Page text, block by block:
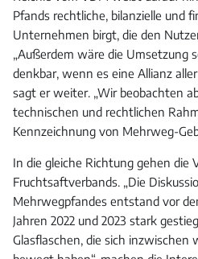
Pfands rechtliche, bilanzielle und
Unternehmen birgt, die den
„Außerdem wäre die Umsetzung
denkbar, wenn es eine Allianz
sagt er weiter. „Wir beobachten
technischen und rechtlichen
Kennzeichnung von Mehrweg-
In die gleiche Richtung gehen die
Fruchtsaftverbands. „Die
Mehrwegpfandes entstand vor
Jahren 2022 und 2023 stark
Glasflaschen, die sich